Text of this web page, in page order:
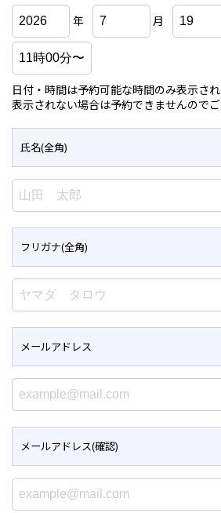
年 月
日付・時間は予約可能な時間のみ表示され
表示されない場合は予約できませんのでご
氏名(全角)
フリガナ(全角)
メールアドレス
メールアドレス(確認)